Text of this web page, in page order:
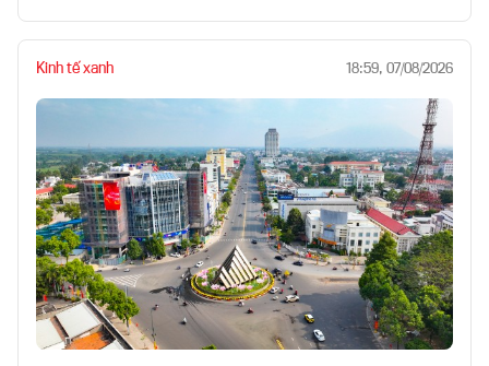
Kinh tế xanh 18:59, 07/08/2026